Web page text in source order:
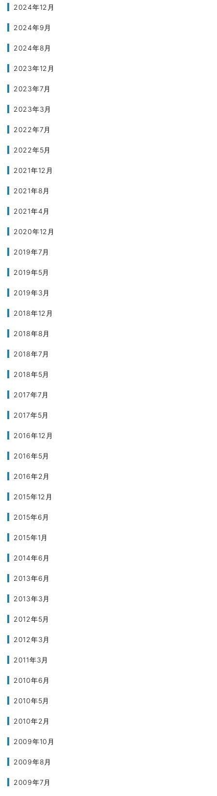
2024年12月
2024年9月
2024年8月
2023年12月
2023年7月
2023年3月
2022年7月
2022年5月
2021年12月
2021年8月
2021年4月
2020年12月
2019年7月
2019年5月
2019年3月
2018年12月
2018年8月
2018年7月
2018年5月
2017年7月
2017年5月
2016年12月
2016年5月
2016年2月
2015年12月
2015年6月
2015年1月
2014年6月
2013年6月
2013年3月
2012年5月
2012年3月
2011年3月
2010年6月
2010年5月
2010年2月
2009年10月
2009年8月
2009年7月